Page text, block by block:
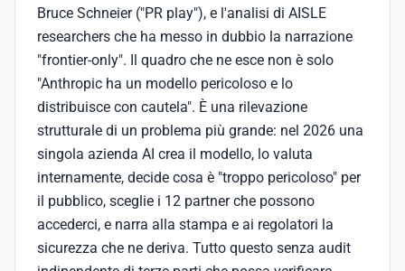
Bruce Schneier ("PR play"), e l'analisi di AISLE
researchers che ha messo in dubbio la narrazione
"frontier-only". Il quadro che ne esce non è solo
"Anthropic ha un modello pericoloso e lo
distribuisce con cautela". È una rilevazione
strutturale di un problema più grande: nel 2026 una
singola azienda AI crea il modello, lo valuta
internamente, decide cosa è "troppo pericoloso" per
il pubblico, sceglie i 12 partner che possono
accederci, e narra alla stampa e ai regolatori la
sicurezza che ne deriva. Tutto questo senza audit